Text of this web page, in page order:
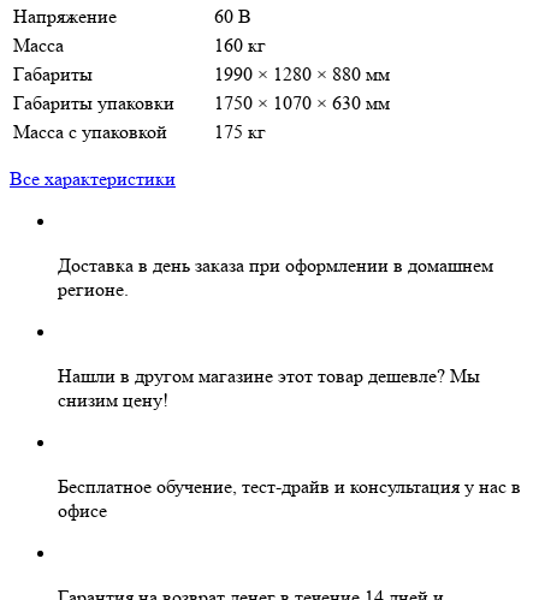
Напряжение
60 В
Масса
160 кг
Габариты
1990 × 1280 × 880 мм
Габариты упаковки
1750 × 1070 × 630 мм
Масса с упаковкой
175 кг
Все характеристики
Доставка в день заказа при оформлении в домашнем
регионе.
Нашли в другом магазине этот товар дешевле? Мы
снизим цену!
Бесплатное обучение, тест-драйв и консультация у нас в
офисе